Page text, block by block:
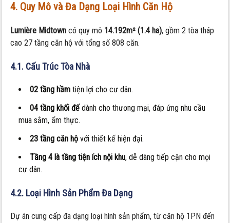
4. Quy Mô và Đa Dạng Loại Hình Căn Hộ
Lumière Midtown có quy mô 14.192m² (1.4 ha), gồm 2 tòa tháp
cao 27 tầng căn hộ với tổng số 808 căn.
4.1. Cấu Trúc Tòa Nhà
02 tầng hầm tiện lợi cho cư dân.
04 tầng khối đếdành cho thương mại, đáp ứng nhu cầu
mua sắm, ẩm thực.
23 tầng căn hộ với thiết kế hiện đại.
Tầng 4 là tầng tiện ích nội khu, dễ dàng tiếp cận cho mọi
cư dân.
4.2. Loại Hình Sản Phẩm Đa Dạng
Dự án cung cấp đa dạng loại hình sản phẩm, từ căn hộ 1PN đến